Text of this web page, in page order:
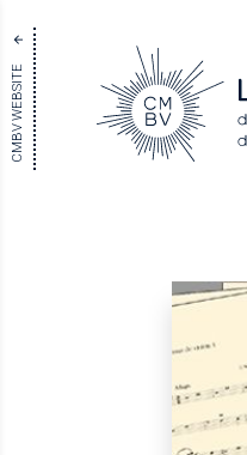
CMBV WEBSITE